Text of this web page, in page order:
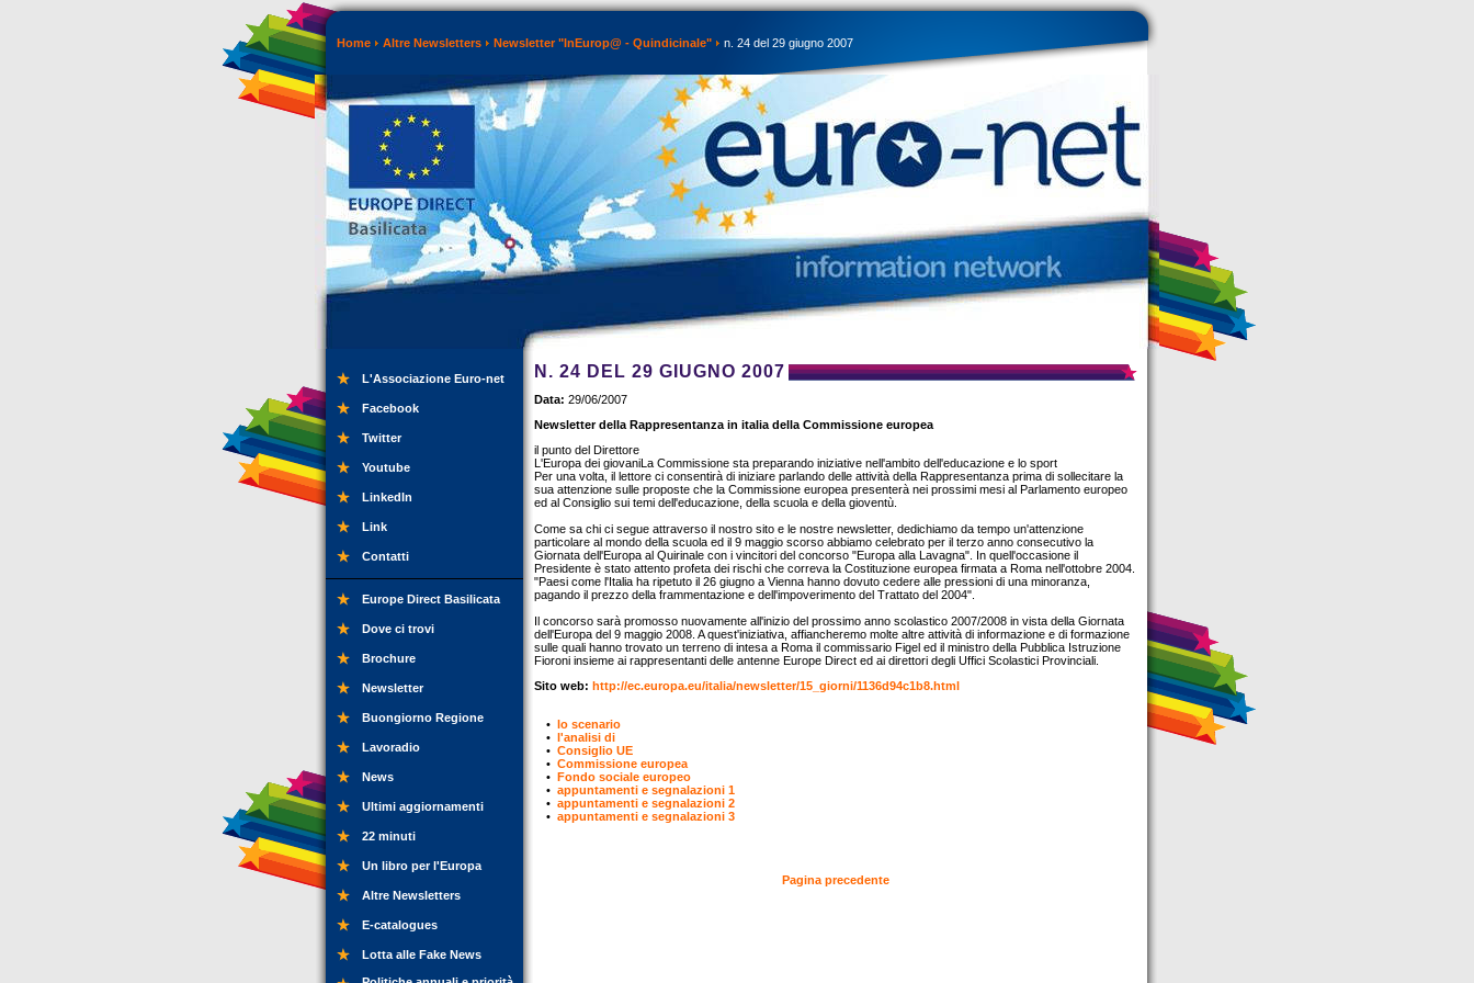
Home Altre Newsletters Newsletter "InEurop@ - Quindicinale" n. 24 del 29 giugno 2007
L'Associazione Euro-net
Facebook
Twitter
Youtube
LinkedIn
Link
Contatti
Europe Direct Basilicata
Dove ci trovi
Brochure
Newsletter
Buongiorno Regione
Lavoradio
News
Ultimi aggiornamenti
22 minuti
Un libro per l'Europa
Altre Newsletters
E-catalogues
Lotta alle Fake News
N. 24 DEL 29 GIUGNO 2007
Data: 29/06/2007
Newsletter della Rappresentanza in italia della Commissione europea
il punto del Direttore
L'Europa dei giovaniLa Commissione sta preparando iniziative nell'ambito dell'educazione e lo sport
Per una volta, il lettore ci consentirà di iniziare parlando delle attività della Rappresentanza prima di sollecitare la
sua attenzione sulle proposte che la Commissione europea presenterà nei prossimi mesi al Parlamento europeo
ed al Consiglio sui temi dell'educazione, della scuola e della gioventù.
Come sa chi ci segue attraverso il nostro sito e le nostre newsletter, dedichiamo da tempo un'attenzione
particolare al mondo della scuola ed il 9 maggio scorso abbiamo celebrato per il terzo anno consecutivo la
Giornata dell'Europa al Quirinale con i vincitori del concorso "Europa alla Lavagna". In quell'occasione il
Presidente è stato attento profeta dei rischi che correva la Costituzione europea firmata a Roma nell'ottobre 2004.
"Paesi come l'Italia ha ripetuto il 26 giugno a Vienna hanno dovuto cedere alle pressioni di una minoranza,
pagando il prezzo della frammentazione e dell'impoverimento del Trattato del 2004".
Il concorso sarà promosso nuovamente all'inizio del prossimo anno scolastico 2007/2008 in vista della Giornata
dell'Europa del 9 maggio 2008. A quest'iniziativa, affiancheremo molte altre attività di informazione e di formazione
sulle quali hanno trovato un terreno di intesa a Roma il commissario Figel ed il ministro della Pubblica Istruzione
Fioroni insieme ai rappresentanti delle antenne Europe Direct ed ai direttori degli Uffici Scolastici Provinciali.
Sito web: http://ec.europa.eu/italia/newsletter/15_giorni/1136d94c1b8.html
• lo scenario
• l'analisi di
• Consiglio UE
• Commissione europea
• Fondo sociale europeo
• appuntamenti e segnalazioni 1
• appuntamenti e segnalazioni 2
• appuntamenti e segnalazioni 3
Pagina precedente